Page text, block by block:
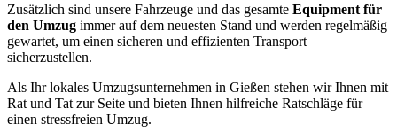
Zusätzlich sind unsere Fahrzeuge und das gesamte Equipment für
den Umzug immer auf dem neuesten Stand und werden regelmäßig
gewartet, um einen sicheren und effizienten Transport
sicherzustellen.
Als Ihr lokales Umzugsunternehmen in Gießen stehen wir Ihnen mit
Rat und Tat zur Seite und bieten Ihnen hilfreiche Ratschläge für
einen stressfreien Umzug.